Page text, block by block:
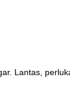
Lantas,